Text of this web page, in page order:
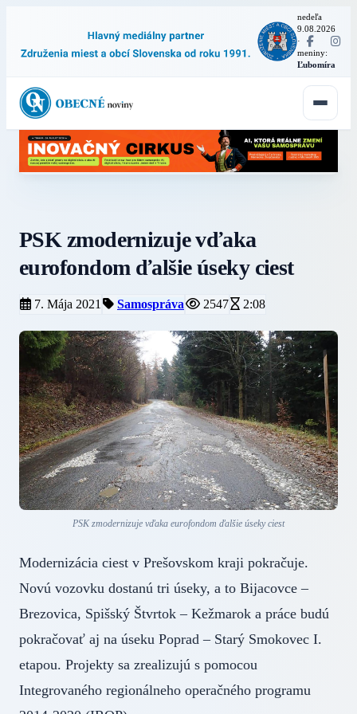
nedeľa
9.08.2026
·
meniny:
Ľubomíra
PSK zmodernizuje vďaka
eurofondom ďalšie úseky ciest
7. Mája 2021 Samospráva 2547 2:08
PSK zmodernizuje vďaka eurofondom ďalšie úseky ciest
Modernizácia ciest v Prešovskom kraji pokračuje.
Novú vozovku dostanú tri úseky, a to Bijacovce –
Brezovica, Spišský Štvrtok – Kežmarok a práce budú
pokračovať aj na úseku Poprad – Starý Smokovec I.
etapou. Projekty sa zrealizujú s pomocou
Integrovaného regionálneho operačného programu